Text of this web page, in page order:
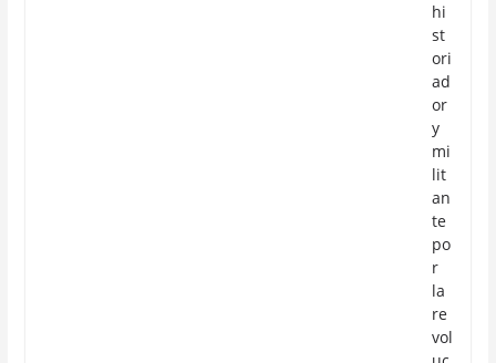
hi
st
ori
ad
or
y
mi
lit
an
te
po
r
la
re
vol